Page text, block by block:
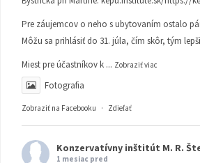
Pre záujemcov o neho s ubytovaním ostalo
Môžu sa prihlásiť do 31. júla, čím skôr, tým
Miest pre účastníkov k ... Zobraziť viac
Fotografia
Zobraziť na Facebooku · Zdieľať
Konzervatívny inštitút M. R.
1 mesiac pred